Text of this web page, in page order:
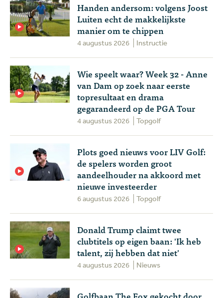
Handen andersom: volgens Joost
Luiten echt de makkelijkste
manier om te chippen
4 augustus 2026 Instructie
Wie speelt waar? Week 32 - Anne
van Dam op zoek naar eerste
topresultaat en drama
gegarandeerd op de PGA Tour
4 augustus 2026 Topgolf
Plots goed nieuws voor LIV Golf:
de spelers worden groot
aandeelhouder na akkoord met
nieuwe investeerder
6 augustus 2026 Topgolf
Donald Trump claimt twee
clubtitels op eigen baan: 'Ik heb
talent, zij hebben dat niet'
4 augustus 2026 Nieuws